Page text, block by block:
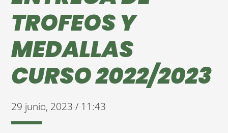
TROFEOS Y
MEDALLAS
CURSO 2022/2023
29 junio, 2023 / 11:43